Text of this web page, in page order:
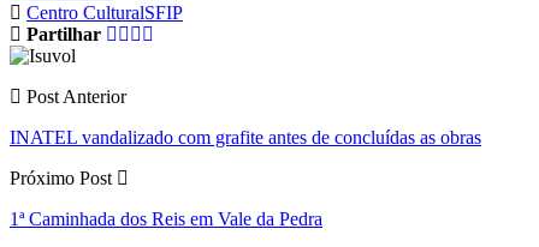
Centro CulturalSFIP
Partilhar
Post Anterior
INATEL vandalizado com grafite antes de concluídas as obras
Próximo Post
1ª Caminhada dos Reis em Vale da Pedra